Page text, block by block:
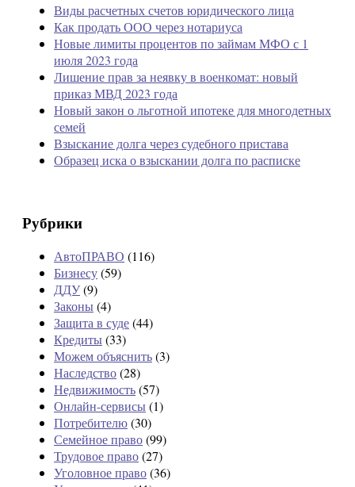
Виды расчетных счетов юридического лица
Как продать ООО через нотариуса
Новые лимиты процентов по займам МФО с 1
июля 2023 года
Лишение прав за неявку в военкомат: новый
приказ МВД 2023 года
Новый закон о льготной ипотеке для многодетных
семей
Взыскание долга через судебного пристава
Образец иска о взыскании долга по расписке
Рубрики
АвтоПРАВО (116)
Бизнесу(59)
ДДУ(9)
Законы(4)
Защита в суде(44)
Кредиты(33)
Можем объяснить(3)
Наследство(28)
Недвижимость(57)
Онлайн-сервисы(1)
Потребителю(30)
Семейное право(99)
Трудовое право(27)
Уголовное право(36)